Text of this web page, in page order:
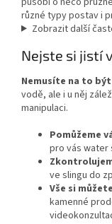
různé typy postav i
Zobrazit další
Nejste si jistí
Nemusíte na to
vodě, ale i u něj
manipulaci.
Pomůžeme
pro vás water
ve slingu do
Vše si
kamenné